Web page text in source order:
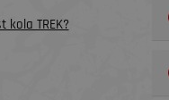
TREK?